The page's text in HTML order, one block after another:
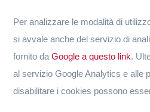
Per analizzare le modalità di
si avvale anche del servizio di
fornito daGoogle a questo link.
al servizio Google Analytics e alle
disabilitare i cookies possono